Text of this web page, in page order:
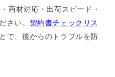
商材対応・出荷スピード・
さい。 契約書チェックリス
で、後からのトラブルを防